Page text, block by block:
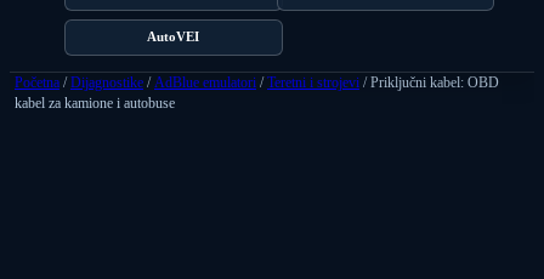
AutoVEI
Početna /Dijagnostike /AdBlue emulatori /Teretni i strojevi / Priključni kabel: OBD
kabel za kamione i autobuse